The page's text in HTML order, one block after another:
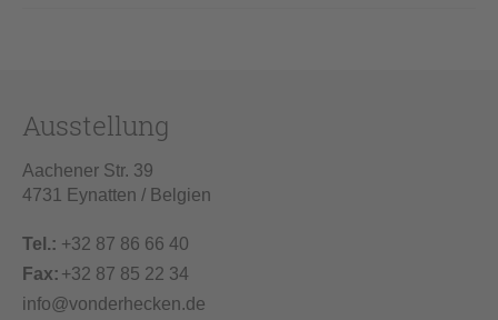
Ausstellung
Aachener Str. 39
4731 Eynatten / Belgien
Tel.: +32 87 86 66 40
Fax: +32 87 85 22 34
info@vonderhecken.de